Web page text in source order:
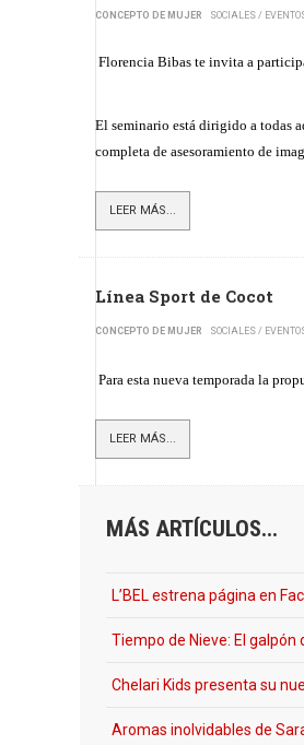
CONCEPTO DE MUJER SOCIALES /
Florencia Bibas te invita a
El seminario está dirigido a todas
completa de asesoramiento de
LEER MÁS...
Línea Sport de Cocot
CONCEPTO DE MUJER SOCIALES /
Para esta nueva temporada la
LEER MÁS...
MÁS ARTÍCULOS...
L’BEL estrena página en
Tiempo de Nieve: El galpón
Chelari Kids presenta su
Aromas inolvidables de